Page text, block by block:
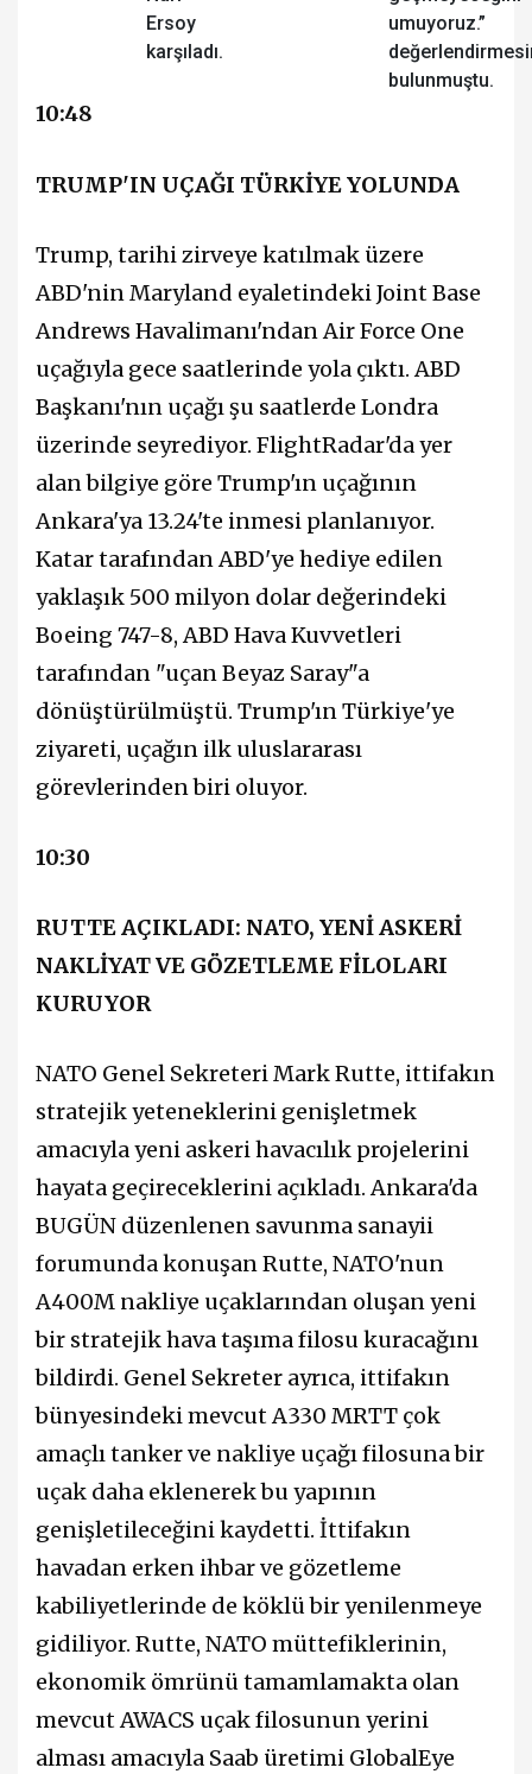
Ersoy
karşıladı.
umuyoruz.”
bulunmuştu.
10:48
TRUMP'IN UÇAĞI TÜRKİYE YOLUNDA
Trump, tarihi zirveye katılmak üzere
ABD'nin Maryland eyaletindeki Joint Base
Andrews Havalimanı'ndan Air Force One
uçağıyla gece saatlerinde yola çıktı. ABD
Başkanı'nın uçağı şu saatlerde Londra
üzerinde seyrediyor. FlightRadar'da yer
alan bilgiye göre Trump'ın uçağının
Ankara'ya 13.24'te inmesi planlanıyor.
Katar tarafından ABD'ye hediye edilen
yaklaşık 500 milyon dolar değerindeki
Boeing 747-8, ABD Hava Kuvvetleri
tarafından "uçan Beyaz Saray"a
dönüştürülmüştü. Trump'ın Türkiye'ye
ziyareti, uçağın ilk uluslararası
görevlerinden biri oluyor.
10:30
RUTTE AÇIKLADI: NATO, YENİ ASKERİ
NAKLİYAT VE GÖZETLEME FİLOLARI
KURUYOR
NATO Genel Sekreteri Mark Rutte, ittifakın
stratejik yeteneklerini genişletmek
amacıyla yeni askeri havacılık projelerini
hayata geçireceklerini açıkladı. Ankara'da
BUGÜN düzenlenen savunma sanayii
forumunda konuşan Rutte, NATO'nun
A400M nakliye uçaklarından oluşan yeni
bir stratejik hava taşıma filosu kuracağını
bildirdi. Genel Sekreter ayrıca, ittifakın
bünyesindeki mevcut A330 MRTT çok
amaçlı tanker ve nakliye uçağı filosuna bir
uçak daha eklenerek bu yapının
genişletileceğini kaydetti. İttifakın
havadan erken ihbar ve gözetleme
kabiliyetlerinde de köklü bir yenilenmeye
gidiliyor. Rutte, NATO müttefiklerinin,
ekonomik ömrünü tamamlamakta olan
mevcut AWACS uçak filosunun yerini
alması amacıyla Saab üretimi GlobalEye